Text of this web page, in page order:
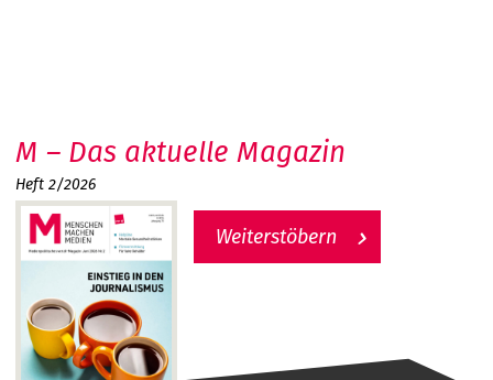
M – Das aktuelle Magazin
Heft 2/2026
Weiterstöbern